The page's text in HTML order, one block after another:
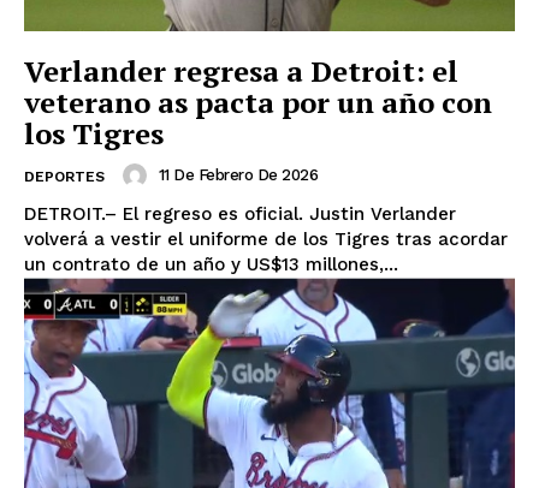
Verlander regresa a Detroit: el
veterano as pacta por un año con
los Tigres
DEPORTES 11 De Febrero De 2026
DETROIT.– El regreso es oficial. Justin Verlander
volverá a vestir el uniforme de los Tigres tras acordar
un contrato de un año y US$13 millones,...